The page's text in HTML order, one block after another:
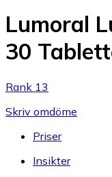
Lumoral
30
Rank 13
Skriv omdöme
Priser
Insikter